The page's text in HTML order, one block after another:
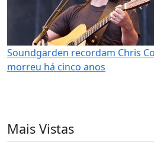
Soundgarden recordam Chris
morreu há cinco anos
Mais Vistas